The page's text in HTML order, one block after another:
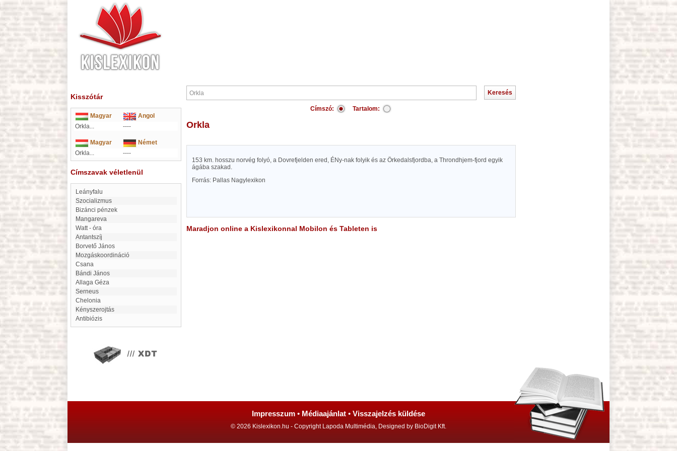
Kisszótár
Magyar
Angol
Orkla...
----
Magyar
Német
Orkla...
----
Címszavak véletlenül
Leányfalu
Szocializmus
Bizánci pénzek
Mangareva
Watt - óra
antantszíj
Borvető János
Mozgáskoordináció
Csana
Bándi János
Allaga Géza
Serneus
Chelonia
Kényszerojtás
antibiózis
Címszó: Tartalom:
Orkla
153 km. hosszu norvég folyó, a Dovrefjelden ered, ÉNy-nak folyik és az Örkedalsfjordba, a Throndhjem-fjord egyik
ágába szakad.
Forrás: Pallas Nagylexikon
Maradjon online a Kislexikonnal Mobilon és Tableten is
Impresszum • Médiaajánlat • Visszajelzés küldése
© 2026 Kislexikon.hu - Copyright Lapoda Multimédia, Designed by BioDigit Kft.